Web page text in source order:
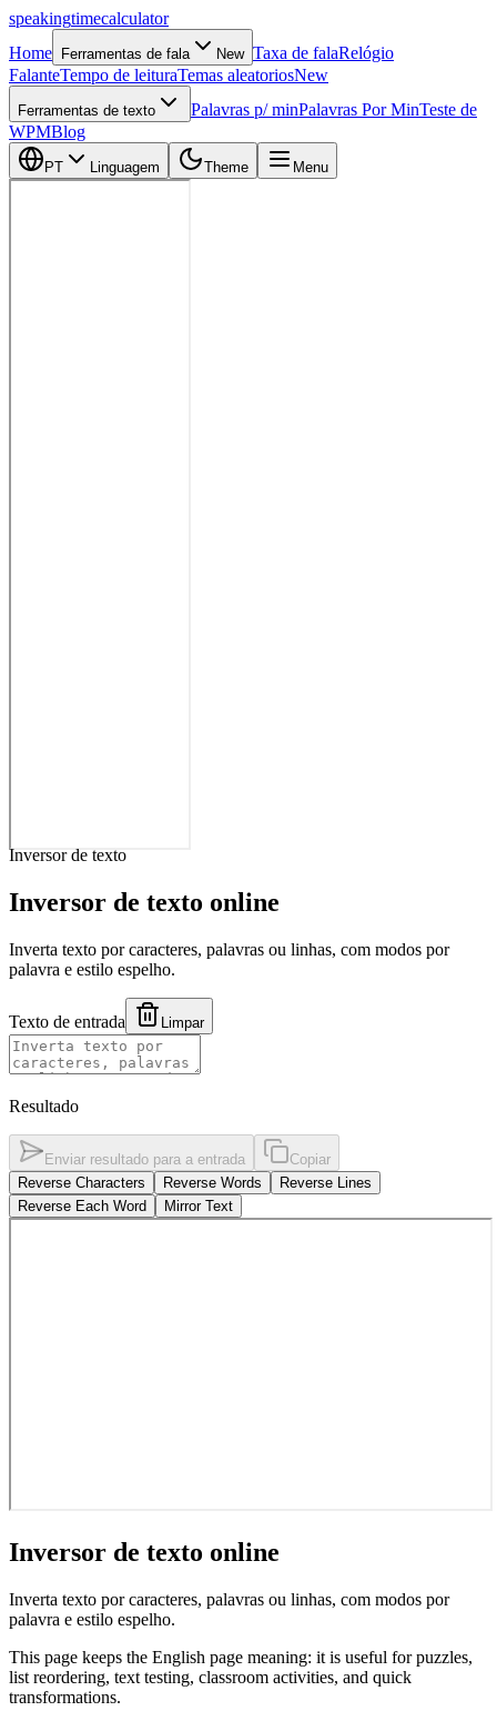
speakingtimecalculator
Home
Ferramentas de fala New Taxa de falaRelógio
FalanteTempo de leituraTemas aleatoriosNew
Ferramentas de texto Palavras p/ minPalavras Por MinTeste de
WPMBlog
PT Linguagem Theme Menu
Inversor de texto
Inversor de texto online
Inverta texto por caracteres, palavras ou linhas, com modos por
palavra e estilo espelho.
Texto de entrada Limpar
Resultado
Enviar resultado para a entrada
Copiar
Reverse Characters
Reverse Words
Reverse Lines
Reverse Each Word
Mirror Text
Inversor de texto online
Inverta texto por caracteres, palavras ou linhas, com modos por
palavra e estilo espelho.
This page keeps the English page meaning: it is useful for puzzles,
list reordering, text testing, classroom activities, and quick
transformations.